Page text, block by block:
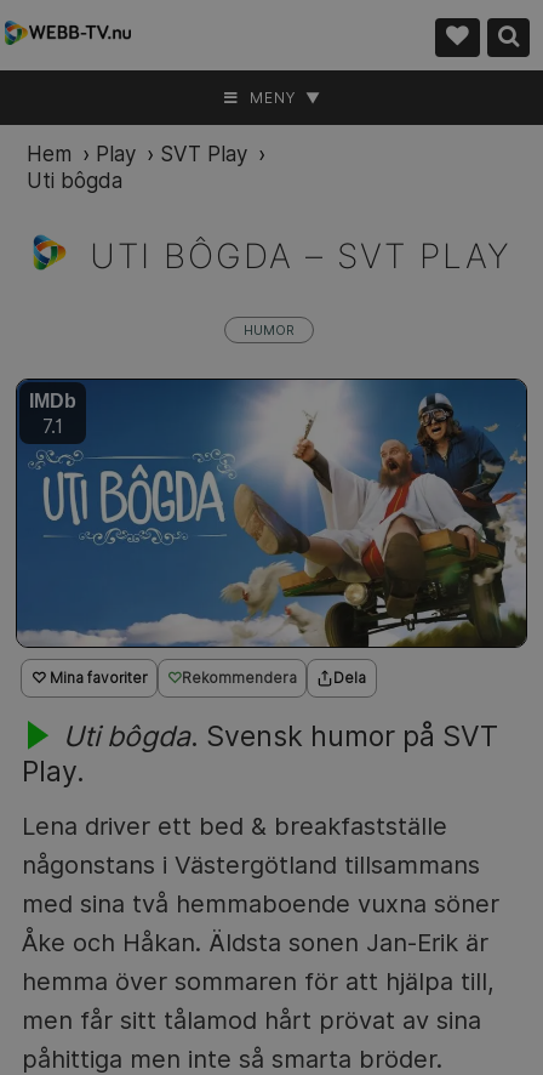
MENY ▼
Hem › Play › SVT Play ›
Uti bôgda
UTI BÔGDA – SVT PLAY
♡ Mina favoriter Rekommendera Dela
Uti bôgda. Svensk humor på SVT
Play.
Lena driver ett bed & breakfastställe
någonstans i Västergötland tillsammans
med sina två hemmaboende vuxna söner
Åke och Håkan. Äldsta sonen Jan-Erik är
hemma över sommaren för att hjälpa till,
men får sitt tålamod hårt prövat av sina
påhittiga men inte så smarta bröder.
HUMOR
IMDb
7.1